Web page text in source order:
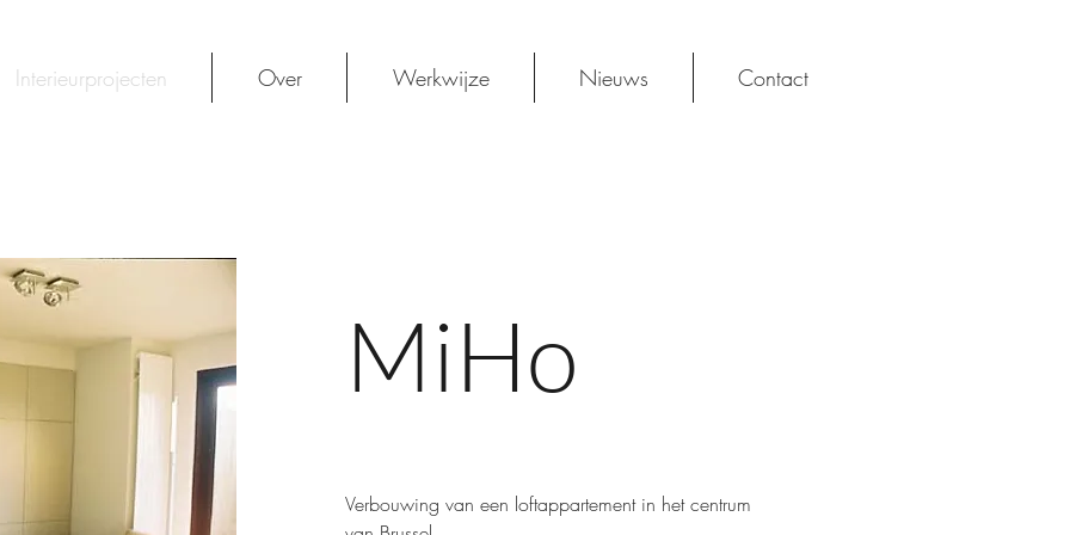
Interieurprojecten Over Werkwijze Nieuws Contact
MiHo
Verbouwing van een loftappartement in het centrum